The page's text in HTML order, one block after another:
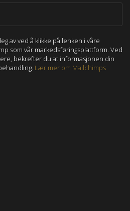
av ved å klikke på lenken i våre
som vår markedsføringsplattform. Ved
bekrefter du at informasjonen din
Lær mer om Mailchimps